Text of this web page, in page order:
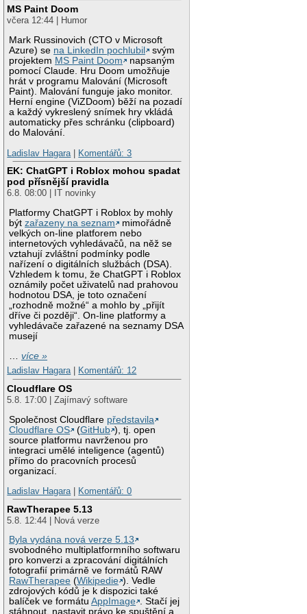
MS Paint Doom
včera 12:44 | Humor
Mark Russinovich (CTO v Microsoft
Azure) se na LinkedIn pochlubil
svým
projektem MS Paint Doom
napsaným
pomocí Claude. Hru Doom umožňuje
hrát v programu Malování (Microsoft
Paint). Malování funguje jako monitor.
Herní engine (ViZDoom) běží na pozadí
a každý vykreslený snímek hry vkládá
automaticky přes schránku (clipboard)
do Malování.
Ladislav Hagara
Komentářů: 3
EK: ChatGPT i Roblox mohou spadat
pod přísnější pravidla
6.8. 08:00 | IT novinky
Platformy ChatGPT i Roblox by mohly
býtzařazeny na seznam
mimořádně
velkých on-line platforem nebo
internetových vyhledávačů, na něž se
vztahují zvláštní podmínky podle
nařízení o digitálních službách (DSA).
Vzhledem k tomu, že ChatGPT i Roblox
oznámily počet uživatelů nad prahovou
hodnotou DSA, je toto označení
„rozhodně možné“ a mohlo by „přijít
dříve či později“. On-line platformy a
vyhledávače zařazené na seznamy DSA
musejí
…více »
Ladislav Hagara| Komentářů: 12
Cloudflare OS
5.8. 17:00 | Zajímavý software
Společnost Cloudflare představila
Cloudflare OS
(GitHub ), tj. open
source platformu navrženou pro
integraci umělé inteligence (agentů)
přímo do pracovních procesů
organizací.
Ladislav Hagara| Komentářů: 0
RawTherapee 5.13
5.8. 12:44 | Nová verze
Byla vydána nová verze 5.13
svobodného multiplatformního softwaru
pro konverzi a zpracování digitálních
fotografií primárně ve formátů RAW
RawTherapee (Wikipedie ). Vedle
zdrojových kódů je k dispozici také
balíček ve formátuAppImage . Stačí jej
stáhnout, nastavit právo ke spuštění a